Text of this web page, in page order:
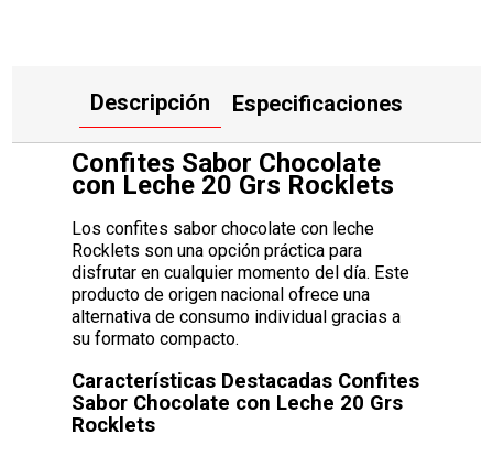
Hacé ahora tu compra con retiro en el punto de entrega más
próximo o envío a domicilio.
Descripción Especificaciones
Confites Sabor Chocolate
con Leche 20 Grs Rocklets
Los confites sabor chocolate con leche
Rocklets son una opción práctica para
disfrutar en cualquier momento del día. Este
producto de origen nacional ofrece una
alternativa de consumo individual gracias a
su formato compacto.
Características Destacadas Confites
Sabor Chocolate con Leche 20 Grs
Rocklets